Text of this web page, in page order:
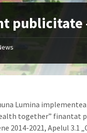
publicitate
Lumina
together” finantat
2014-2021, Apelul 3.1